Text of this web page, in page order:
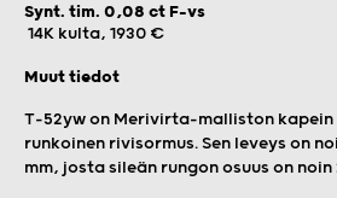
Synt. tim. 0,08 ct F-vs
14K kulta, 1930 €
Muut tiedot
T-52yw on Merivirta-malliston kapein
runkoinen rivisormus. Sen leveys on
mm, josta sileän rungon osuus on noin